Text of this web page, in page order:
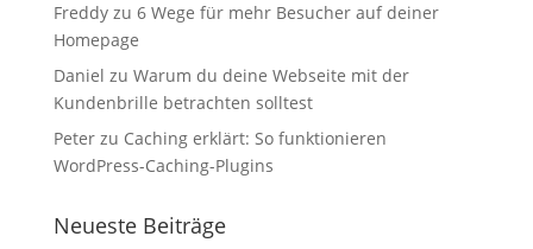
Freddyzu 6 Wege für mehr Besucher auf deiner
Homepage
Daniel zu Warum du deine Webseite mit der
Kundenbrille betrachten solltest
Peterzu Caching erklärt: So funktionieren
WordPress-Caching-Plugins
Neueste Beiträge